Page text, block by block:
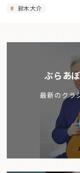
鈴木大介
ぶらあ
最新のクラ